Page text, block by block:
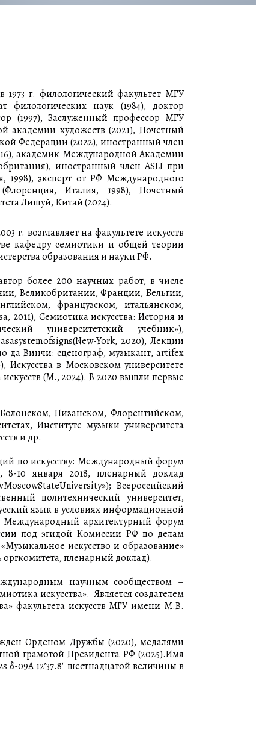
г. возглавляет на факультете искусств
кафедру семиотики и общей теории
образования и науки РФ.
более 200 научных работ, в числе
Великобритании, Франции, Бельгии,
французском, итальянском,
2011), Семиотика искусства: История и
университетский учебник»),
York, 2020), Лекции
да Винчи: сценограф, музыкант, artifex
в Московском университете
(М., 2024). В 2020 вышли первые
Пизанском, Флорентийском,
Институте музыки университета
и др.
по искусству: Международный форум
8-10 января 2018, пленарный доклад
Всероссийский
политехнический университет,
язык в условиях информационной
Международный архитектурный форум
под эгидой Комиссии РФ по делам
искусство и образование»
оргкомитета, пленарный доклад).
научным сообществом –
искусства». Является создателем
факультета искусств МГУ имени М.В.
Орденом Дружбы (2020), медалями
грамотой Президента РФ (2025).Имя
δ-09Α 12’37.8" шестнадцатой величины в
г. филологический факультет МГУ
наук (1984), доктор
(1997), Заслуженный профессор МГУ
академии художеств (2021), Почетный
Федерации (2022), иностранный член
академик Международной Академии
иностранный член ASLI при
1998), эксперт от РФ Международного
Италия, 1998), Почетный
Лишуй, Китай (2024).